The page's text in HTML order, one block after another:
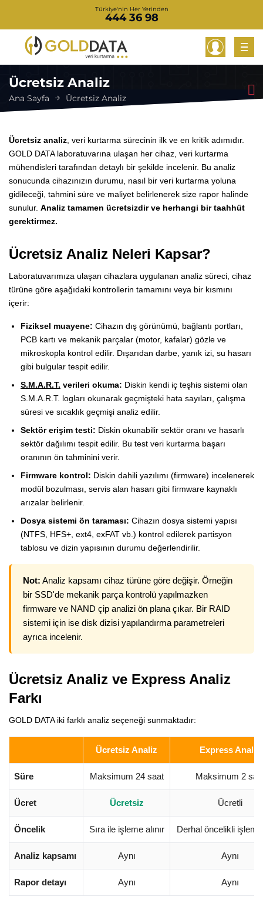
Türkiye'nin Her Yerinden
444 36 98
Ücretsiz Analiz
Ana Sayfa Ücretsiz Analiz
Ücretsiz analiz , veri kurtarma sürecinin ilk ve en kritik adımıdır.
GOLD DATA laboratuvarına ulaşan her cihaz, veri kurtarma
mühendisleri tarafından detaylı bir şekilde incelenir. Bu analiz
sonucunda cihazınızın durumu, nasıl bir veri kurtarma yoluna
gidileceği, tahmini süre ve maliyet belirlenerek size rapor halinde
sunulur. Analiz tamamen ücretsizdir ve herhangi bir taahhüt
gerektirmez.
Ücretsiz Analiz Neleri Kapsar?
Laboratuvarımıza ulaşan cihazlara uygulanan analiz süreci, cihaz
türüne göre aşağıdaki kontrollerin tamamını veya bir kısmını
içerir:
Fiziksel muayene: Cihazın dış görünümü, bağlantı portları,
PCB kartı ve mekanik parçalar (motor, kafalar) gözle ve
mikroskopla kontrol edilir. Dışarıdan darbe, yanık izi, su hasarı
gibi bulgular tespit edilir.
S.M.A.R.T. verileri okuma: Diskin kendi iç teşhis sistemi olan
S.M.A.R.T. logları okunarak geçmişteki hata sayıları, çalışma
süresi ve sıcaklık geçmişi analiz edilir.
Sektör erişim testi: Diskin okunabilir sektör oranı ve hasarlı
sektör dağılımı tespit edilir. Bu test veri kurtarma başarı
oranının ön tahminini verir.
Firmware kontrol: Diskin dahili yazılımı (firmware) incelenerek
modül bozulması, servis alan hasarı gibi firmware kaynaklı
arızalar belirlenir.
Dosya sistemi ön taraması: Cihazın dosya sistemi yapısı
(NTFS, HFS+, ext4, exFAT vb.) kontrol edilerek partisyon
tablosu ve dizin yapısının durumu değerlendirilir.
Not: Analiz kapsamı cihaz türüne göre değişir. Örneğin
bir SSD'de mekanik parça kontrolü yapılmazken
firmware ve NAND çip analizi ön plana çıkar. Bir RAID
sistemi için ise disk dizisi yapılandırma parametreleri
ayrıca incelenir.
Ücretsiz Analiz ve Express Analiz
Farkı
GOLD DATA iki farklı analiz seçeneği sunmaktadır:
Ücretsiz Analiz Express Analiz
Süre Maksimum 24 saat Maksimum 2
Ücret Ücretsiz Ücretli
Öncelik Sıra ile işleme alınır Derhal öncelikli işleme
Analiz kapsamı Aynı Aynı
Rapor detayı Aynı Aynı